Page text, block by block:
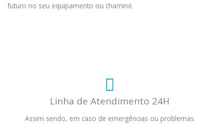
futuro no seu equipamento ou chaminé.
Linha de Atendimento 24H
Assim sendo, em caso de emergências ou problemas